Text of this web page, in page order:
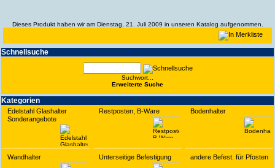
Schnell­suche
Suchwort...
Erwei­terte Suche
Kate­gorien
Edelstahl Glashalter
Sonderangebote
Restposten, B-Ware Bodenhalter
Wandhalter Unterseitige Befestigung andere Befest. für Pfosten
Dieses Produkt haben wir am Dienstag, 21. Juli 2009 in unseren Katalog aufgenommen.